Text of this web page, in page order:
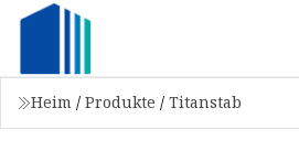
Heim / Produkte / Titanstab